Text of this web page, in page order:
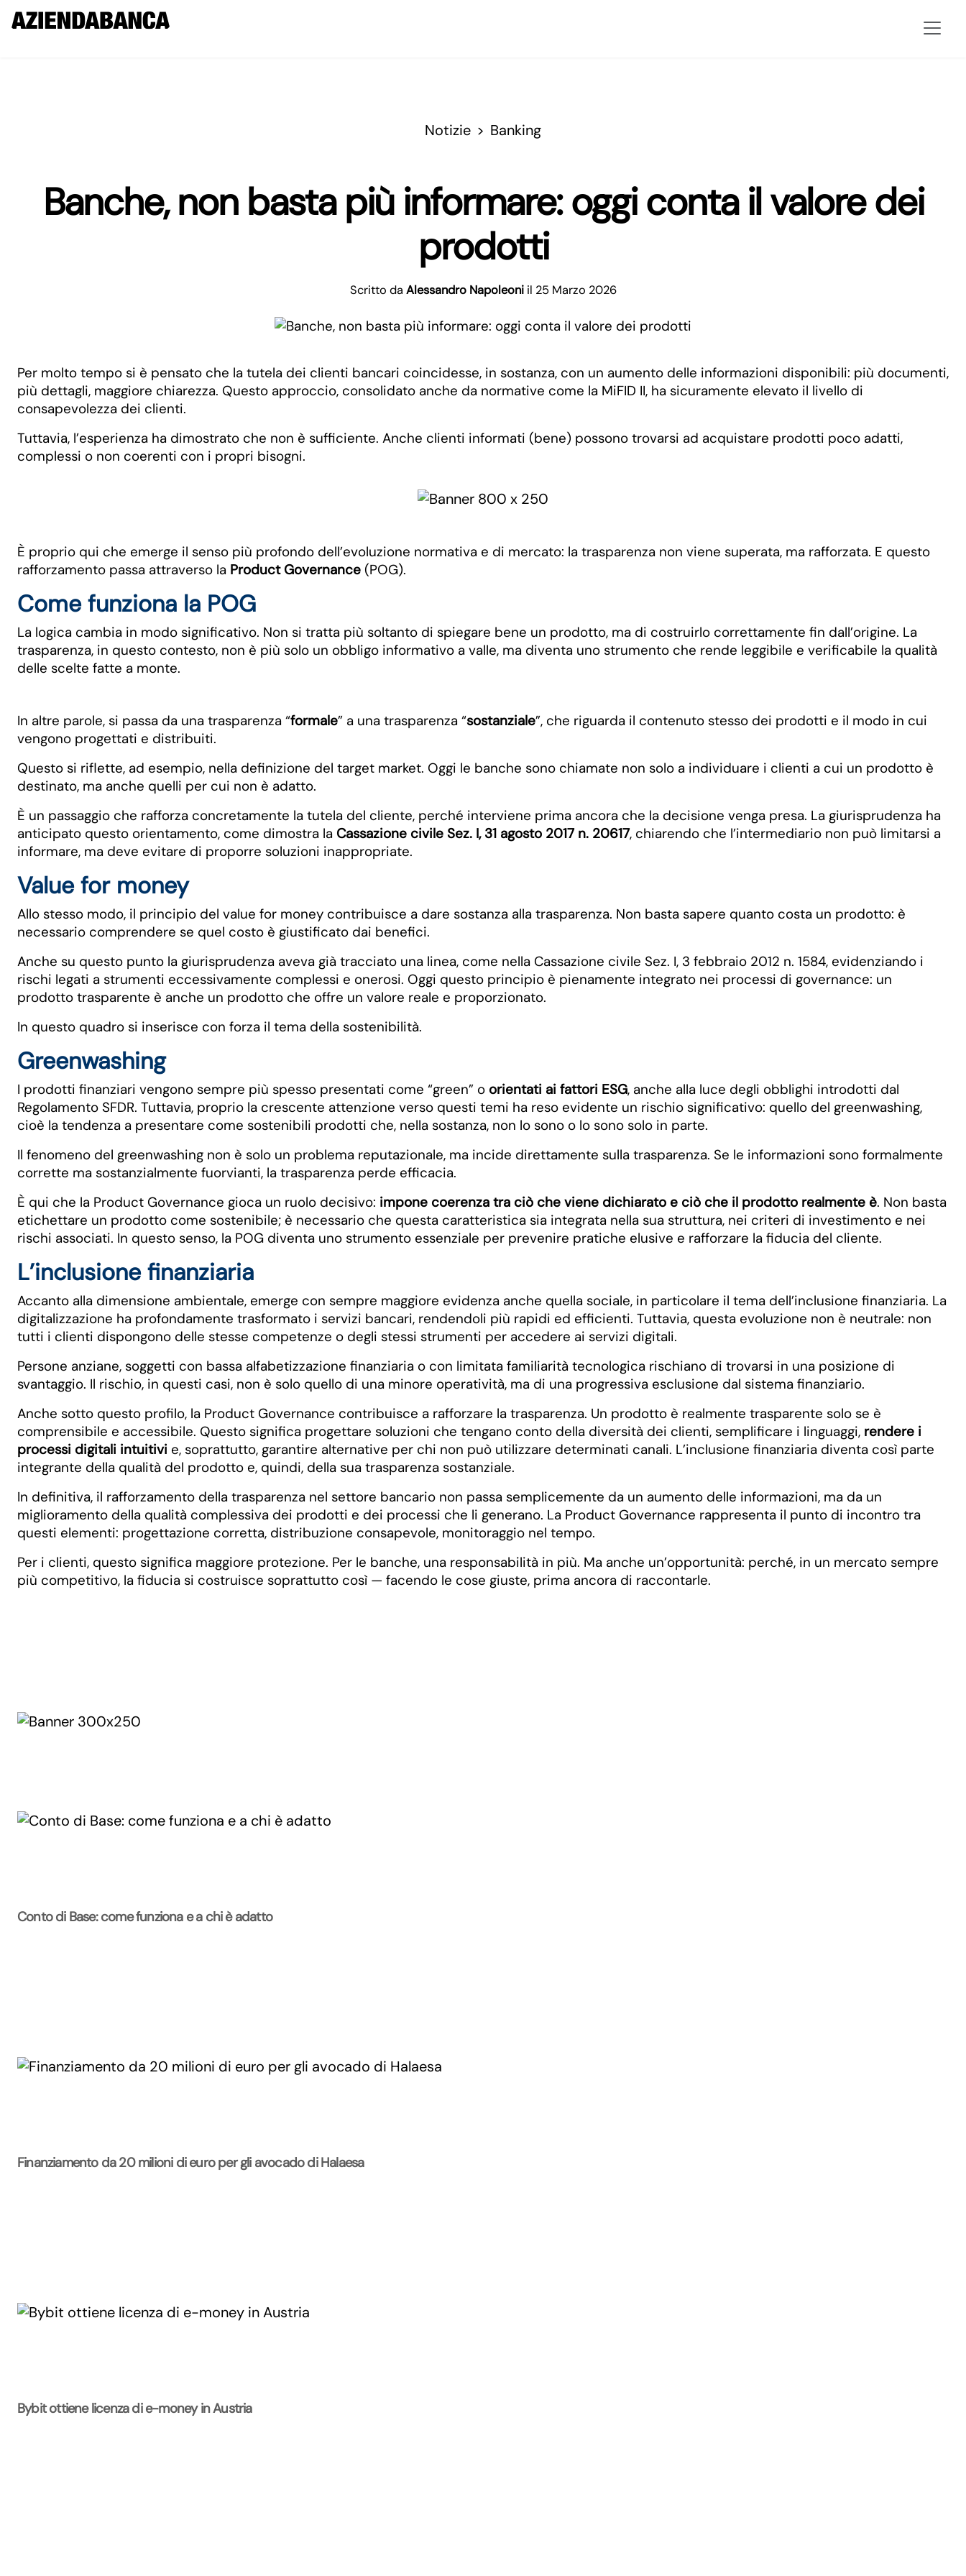
Notizie Banking
Banche, non basta più informare: oggi conta il valore dei
prodotti
Scritto da Alessandro Napoleoni il 25 Marzo 2026
Per molto tempo si è pensato che la tutela dei clienti bancari coincidesse, in sostanza, con un aumento delle informazioni disponibili: più documenti,
più dettagli, maggiore chiarezza. Questo approccio, consolidato anche da normative come la MiFID II, ha sicuramente elevato il livello di
consapevolezza dei clienti.
Tuttavia, l’esperienza ha dimostrato che non è sufficiente. Anche clienti informati (bene) possono trovarsi ad acquistare prodotti poco adatti,
complessi o non coerenti con i propri bisogni.
È proprio qui che emerge il senso più profondo dell’evoluzione normativa e di mercato: la trasparenza non viene superata, ma rafforzata. E questo
rafforzamento passa attraverso la Product Governance (POG).
Come funziona la POG
La logica cambia in modo significativo. Non si tratta più soltanto di spiegare bene un prodotto, ma di costruirlo correttamente fin dall’origine. La
trasparenza, in questo contesto, non è più solo un obbligo informativo a valle, ma diventa uno strumento che rende leggibile e verificabile la qualità
delle scelte fatte a monte.
In altre parole, si passa da una trasparenza “formale” a una trasparenza “sostanziale”, che riguarda il contenuto stesso dei prodotti e il modo in cui
vengono progettati e distribuiti.
Questo si riflette, ad esempio, nella definizione del target market. Oggi le banche sono chiamate non solo a individuare i clienti a cui un prodotto è
destinato, ma anche quelli per cui non è adatto.
È un passaggio che rafforza concretamente la tutela del cliente, perché interviene prima ancora che la decisione venga presa. La giurisprudenza ha
anticipato questo orientamento, come dimostra la Cassazione civile Sez. I, 31 agosto 2017 n. 20617, chiarendo che l’intermediario non può limitarsi a
informare, ma deve evitare di proporre soluzioni inappropriate.
Value for money
Allo stesso modo, il principio del value for money contribuisce a dare sostanza alla trasparenza. Non basta sapere quanto costa un prodotto: è
necessario comprendere se quel costo è giustificato dai benefici.
Anche su questo punto la giurisprudenza aveva già tracciato una linea, come nella Cassazione civile Sez. I, 3 febbraio 2012 n. 1584, evidenziando i
rischi legati a strumenti eccessivamente complessi e onerosi. Oggi questo principio è pienamente integrato nei processi di governance: un
prodotto trasparente è anche un prodotto che offre un valore reale e proporzionato.
In questo quadro si inserisce con forza il tema della sostenibilità.
Greenwashing
I prodotti finanziari vengono sempre più spesso presentati come “green” o orientati ai fattori ESG, anche alla luce degli obblighi introdotti dal
Regolamento SFDR. Tuttavia, proprio la crescente attenzione verso questi temi ha reso evidente un rischio significativo: quello del greenwashing,
cioè la tendenza a presentare come sostenibili prodotti che, nella sostanza, non lo sono o lo sono solo in parte.
Il fenomeno del greenwashing non è solo un problema reputazionale, ma incide direttamente sulla trasparenza. Se le informazioni sono formalmente
corrette ma sostanzialmente fuorvianti, la trasparenza perde efficacia.
È qui che la Product Governance gioca un ruolo decisivo: impone coerenza tra ciò che viene dichiarato e ciò che il prodotto realmente è. Non basta
etichettare un prodotto come sostenibile; è necessario che questa caratteristica sia integrata nella sua struttura, nei criteri di investimento e nei
rischi associati. In questo senso, la POG diventa uno strumento essenziale per prevenire pratiche elusive e rafforzare la fiducia del cliente.
L’inclusione finanziaria
Accanto alla dimensione ambientale, emerge con sempre maggiore evidenza anche quella sociale, in particolare il tema dell’inclusione finanziaria. La
digitalizzazione ha profondamente trasformato i servizi bancari, rendendoli più rapidi ed efficienti. Tuttavia, questa evoluzione non è neutrale: non
tutti i clienti dispongono delle stesse competenze o degli stessi strumenti per accedere ai servizi digitali.
Persone anziane, soggetti con bassa alfabetizzazione finanziaria o con limitata familiarità tecnologica rischiano di trovarsi in una posizione di
svantaggio. Il rischio, in questi casi, non è solo quello di una minore operatività, ma di una progressiva esclusione dal sistema finanziario.
Anche sotto questo profilo, la Product Governance contribuisce a rafforzare la trasparenza. Un prodotto è realmente trasparente solo se è
comprensibile e accessibile. Questo significa progettare soluzioni che tengano conto della diversità dei clienti, semplificare i linguaggi, rendere i
processi digitali intuitivi e, soprattutto, garantire alternative per chi non può utilizzare determinati canali. L’inclusione finanziaria diventa così parte
integrante della qualità del prodotto e, quindi, della sua trasparenza sostanziale.
In definitiva, il rafforzamento della trasparenza nel settore bancario non passa semplicemente da un aumento delle informazioni, ma da un
miglioramento della qualità complessiva dei prodotti e dei processi che li generano. La Product Governance rappresenta il punto di incontro tra
questi elementi: progettazione corretta, distribuzione consapevole, monitoraggio nel tempo.
Per i clienti, questo significa maggiore protezione. Per le banche, una responsabilità in più. Ma anche un’opportunità: perché, in un mercato sempre
più competitivo, la fiducia si costruisce soprattutto così — facendo le cose giuste, prima ancora di raccontarle.
Conto di Base: come funziona e a chi è adatto
Finanziamento da 20 milioni di euro per gli avocado di Halaesa
Bybit ottiene licenza di e-money in Austria